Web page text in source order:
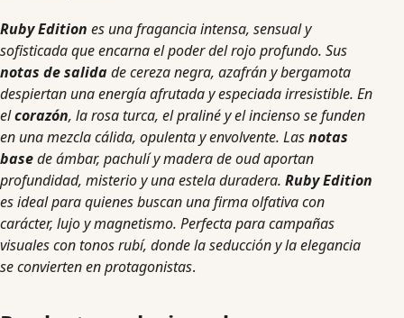
Ruby Edition es una fragancia intensa, sensual y
sofisticada que encarna el poder del rojo profundo. Sus
notas de salidade cereza negra, azafrán y bergamota
despiertan una energía afrutada y especiada irresistible. En
elcorazón, la rosa turca, el praliné y el incienso se funden
en una mezcla cálida, opulenta y envolvente. Lasnotas
basede ámbar, pachulí y madera de oud aportan
profundidad, misterio y una estela duradera. Ruby Edition
es ideal para quienes buscan una firma olfativa con
carácter, lujo y magnetismo. Perfecta para campañas
visuales con tonos rubí, donde la seducción y la elegancia
se convierten en protagonistas.